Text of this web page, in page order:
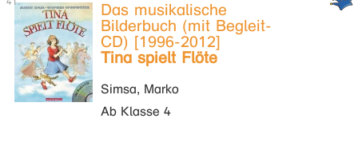
Das musikalische
Bilderbuch (mit Begleit-
CD) [1996-2012]
Tina spielt Flöte
Simsa, Marko
Ab Klasse 4